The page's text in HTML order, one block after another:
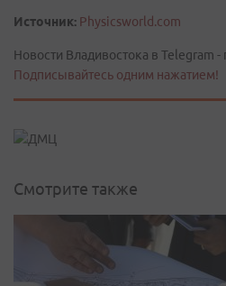
Источник: Physicsworld.com
Новости Владивостока в Telegram -
Подписывайтесь одним нажатием!
Смотрите также